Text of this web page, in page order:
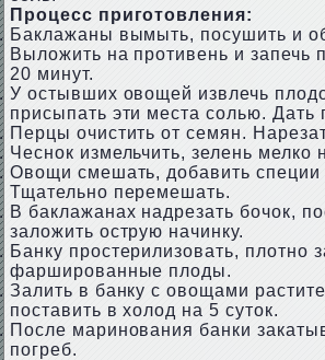
Процесс приготовления:
Баклажаны вымыть, посушить и
Выложить на противень и запечь
20 минут.
У остывших овощей извлечь
присыпать эти места солью. Дать
Перцы очистить от семян.
Чеснок измельчить, зелень мелко
Овощи смешать, добавить специи
Тщательно перемешать.
В баклажанах надрезать бочок,
заложить острую начинку.
Банку простерилизовать, плотно
фаршированные плоды.
Залить в банку с овощами
поставить в холод на 5 суток.
После маринования банки
погреб.